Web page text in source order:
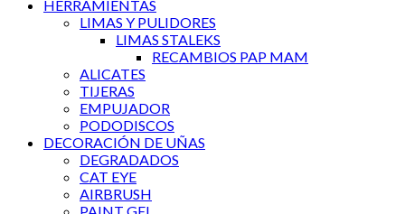
HERRAMIENTAS
LIMAS Y PULIDORES
LIMAS STALEKS
RECAMBIOS PAP MAM
ALICATES
TIJERAS
EMPUJADOR
PODODISCOS
DECORACIÓN DE UÑAS
DEGRADADOS
CAT EYE
AIRBRUSH